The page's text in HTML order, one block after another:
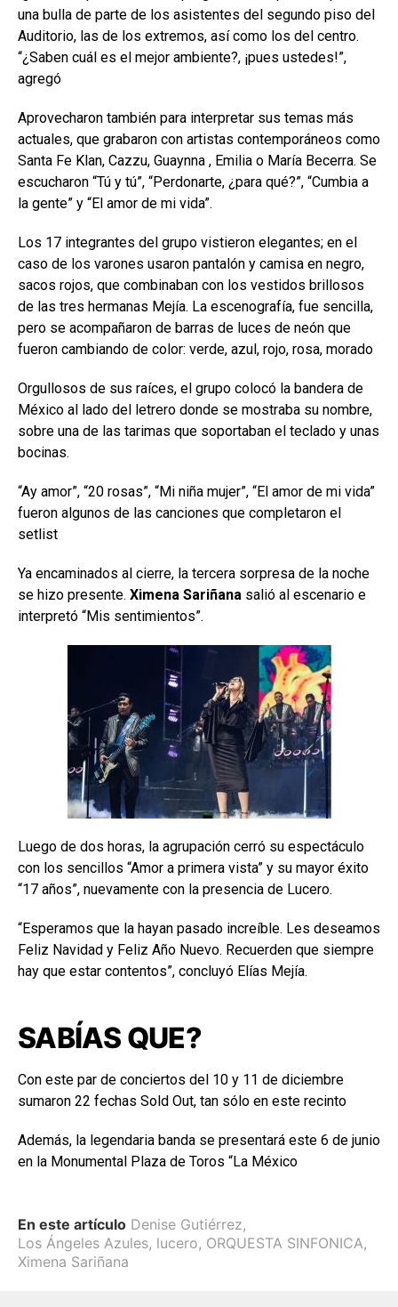
una bulla de parte de los asistentes del segundo piso del
Auditorio, las de los extremos, así como los del centro.
“¿Saben cuál es el mejor ambiente?, ¡pues ustedes!”,
agregó
Aprovecharon también para interpretar sus temas más
actuales, que grabaron con artistas contemporáneos como
Santa Fe Klan, Cazzu, Guaynna , Emilia o María Becerra. Se
escucharon “Tú y tú”, “Perdonarte, ¿para qué?”, “Cumbia a
la gente” y “El amor de mi vida”.
Los 17 integrantes del grupo vistieron elegantes; en el
caso de los varones usaron pantalón y camisa en negro,
sacos rojos, que combinaban con los vestidos brillosos
de las tres hermanas Mejía. La escenografía, fue sencilla,
pero se acompañaron de barras de luces de neón que
fueron cambiando de color: verde, azul, rojo, rosa, morado
Orgullosos de sus raíces, el grupo colocó la bandera de
México al lado del letrero donde se mostraba su nombre,
sobre una de las tarimas que soportaban el teclado y unas
bocinas.
“Ay amor”, “20 rosas”, “Mi niña mujer”, “El amor de mi vida”
fueron algunos de las canciones que completaron el
setlist
Ya encaminados al cierre, la tercera sorpresa de la noche
se hizo presente. Ximena Sariñana salió al escenario e
interpretó “Mis sentimientos”.
Luego de dos horas, la agrupación cerró su espectáculo
con los sencillos “Amor a primera vista” y su mayor éxito
“17 años”, nuevamente con la presencia de Lucero.
“Esperamos que la hayan pasado increíble. Les deseamos
Feliz Navidad y Feliz Año Nuevo. Recuerden que siempre
hay que estar contentos”, concluyó Elías Mejía.
SABÍAS QUE?
Con este par de conciertos del 10 y 11 de diciembre
sumaron 22 fechas Sold Out, tan sólo en este recinto
Además, la legendaria banda se presentará este 6 de junio
en la Monumental Plaza de Toros “La México
En este artículo Denise Gutiérrez,
Los Ángeles Azules, lucero, ORQUESTA SINFONICA,
Ximena Sariñana